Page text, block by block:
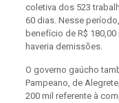
coletiva dos 523
60 dias. Nesse
benefício de R$
haveria demissões.
O governo gaúcho
Pampeano, de
200 mil referente à